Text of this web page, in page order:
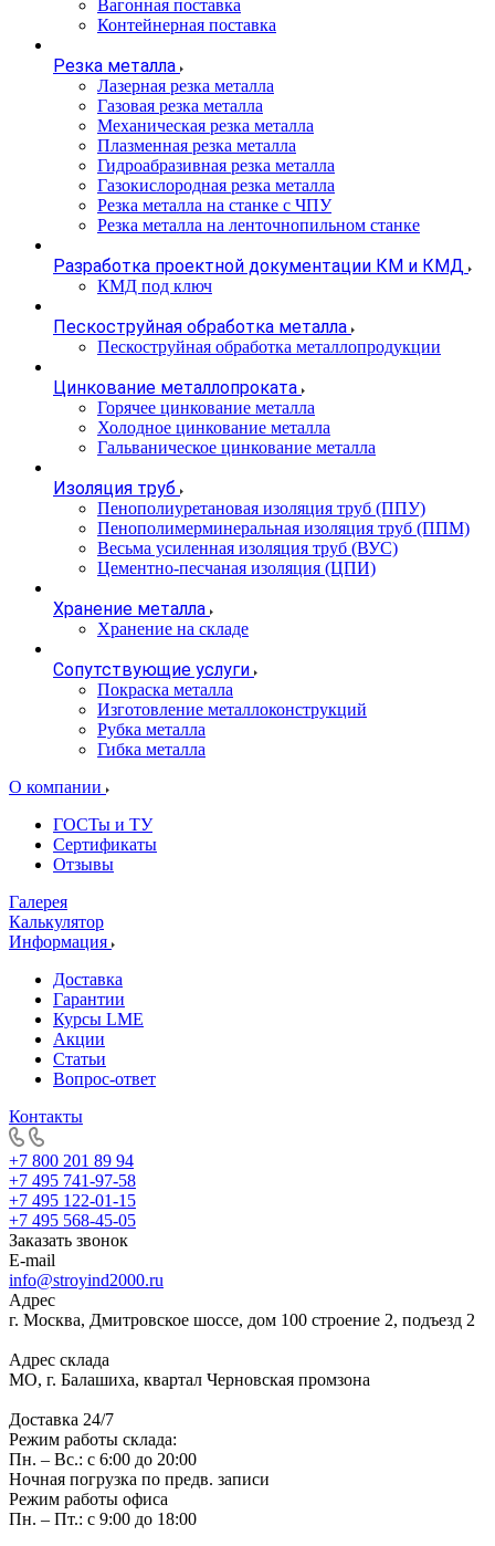
Вагонная поставка
Контейнерная поставка
Резка металла
Лазерная резка металла
Газовая резка металла
Механическая резка металла
Плазменная резка металла
Гидроабразивная резка металла
Газокислородная резка металла
Резка металла на станке с ЧПУ
Резка металла на ленточнопильном станке
Разработка проектной документации КМ и КМД
КМД под ключ
Пескоструйная обработка металла
Пескоструйная обработка металлопродукции
Цинкование металлопроката
Горячее цинкование металла
Холодное цинкование металла
Гальваническое цинкование металла
Изоляция труб
Пенополиуретановая изоляция труб (ППУ)
Пенополимерминеральная изоляция труб (ППМ)
Весьма усиленная изоляция труб (ВУС)
Цементно-песчаная изоляция (ЦПИ)
Хранение металла
Хранение на складе
Сопутствующие услуги
Покраска металла
Изготовление металлоконструкций
Рубка металла
Гибка металла
О компании
ГОСТы и ТУ
Сертификаты
Отзывы
Галерея
Калькулятор
Информация
Доставка
Гарантии
Курсы LME
Акции
Статьи
Вопрос-ответ
Контакты
+7 800 201 89 94
+7 495 741-97-58
+7 495 122-01-15
+7 495 568-45-05
Заказать звонок
E-mail
info@stroyind2000.ru
Адрес
г. Москва, Дмитровское шоссе, дом 100 строение 2, подъезд 2
Адрес склада
МО, г. Балашиха, квартал Черновская промзона
Доставка 24/7
Режим работы склада:
Пн. – Вс.: с 6:00 до 20:00
Ночная погрузка по предв. записи
Режим работы офиса
Пн. – Пт.: с 9:00 до 18:00